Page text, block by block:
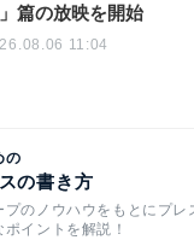
篇の放映を開始
11:04
の
の書き方
のノウハウをもとにプレ
イントを解説！